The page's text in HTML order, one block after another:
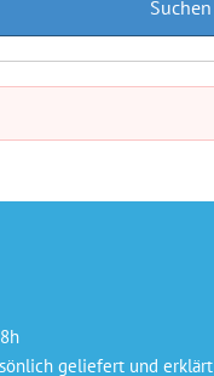
geliefert und erklärt